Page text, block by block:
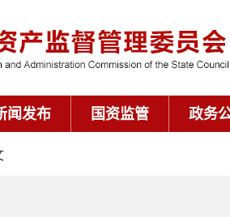
闻发布 国资监管 政务